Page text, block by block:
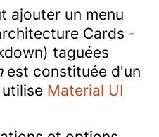
ajouter un menu
Cards -
taguées
est constituée d'un
Material UI